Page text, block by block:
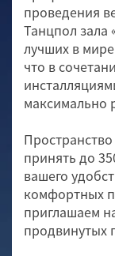
проведения
Танцпол зала
лучших в
что в
максимально
принять до
вашего
комфортных
приглашаем
продвинутых